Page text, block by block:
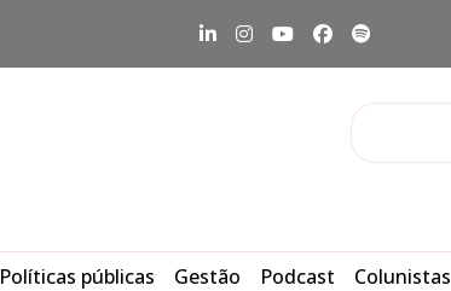
Políticas públicas Gestão Podcast Colunistas